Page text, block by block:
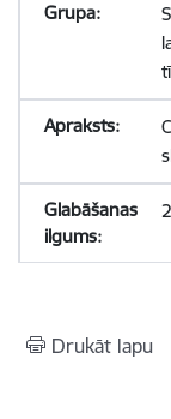
Drukāt lapu